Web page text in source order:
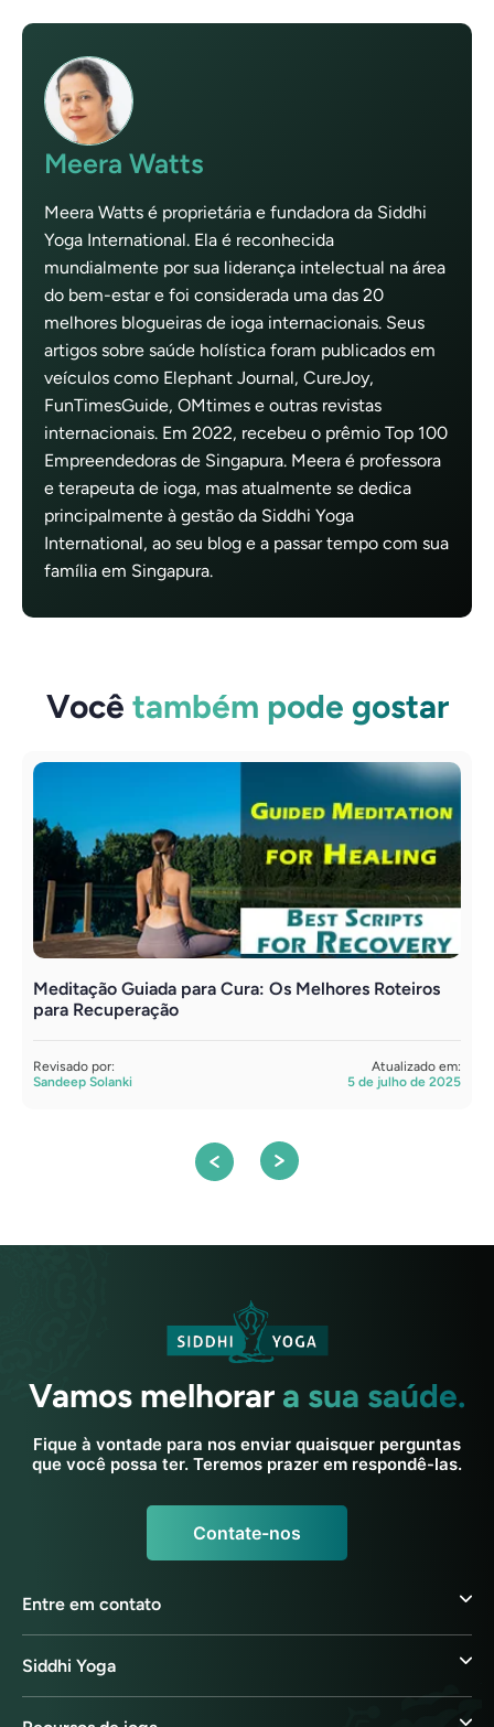
Meera Watts
Meera Watts é proprietária e fundadora da Siddhi
Yoga International. Ela é reconhecida
mundialmente por sua liderança intelectual na área
do bem-estar e foi considerada uma das 20
melhores blogueiras de ioga internacionais. Seus
artigos sobre saúde holística foram publicados em
veículos como Elephant Journal, CureJoy,
FunTimesGuide, OMtimes e outras revistas
internacionais. Em 2022, recebeu o prêmio Top 100
Empreendedoras de Singapura. Meera é professora
e terapeuta de ioga, mas atualmente se dedica
principalmente à gestão da Siddhi Yoga
International, ao seu blog e a passar tempo com sua
família em Singapura.
Você também pode gostar
Meditação Guiada para Cura: Os Melhores Roteiros
para Recuperação
Revisado por:
Sandeep Solanki
Atualizado em:
5 de julho de 2025
Vamos melhorar a sua saúde.
Fique à vontade para nos enviar quaisquer perguntas
que você possa ter. Teremos prazer em respondê-las.
Contate-nos
Entre em contato
Siddhi Yoga